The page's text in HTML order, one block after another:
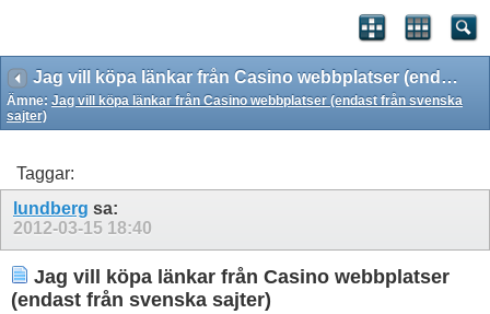
Jag vill köpa länkar från Casino webbplatser (endast från svenska sajter)
Ämne: Jag vill köpa länkar från Casino webbplatser (endast från svenska
sajter)
Taggar:
lundberg sa:
2012-03-15 18:40
Jag vill köpa länkar från Casino webbplatser
(endast från svenska sajter)